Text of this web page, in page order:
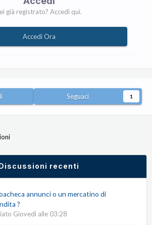
già registrato? Accedi qui.
Accedi Ora
Seguaci 1
recenti
annunci o un mercatino di
?
Giovedì alle 03:28